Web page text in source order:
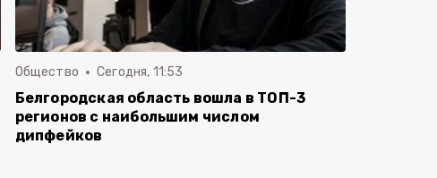
Общество Сегодня, 11:53
Белгородская область вошла в ТОП-3
регионов с наибольшим числом
дипфейков